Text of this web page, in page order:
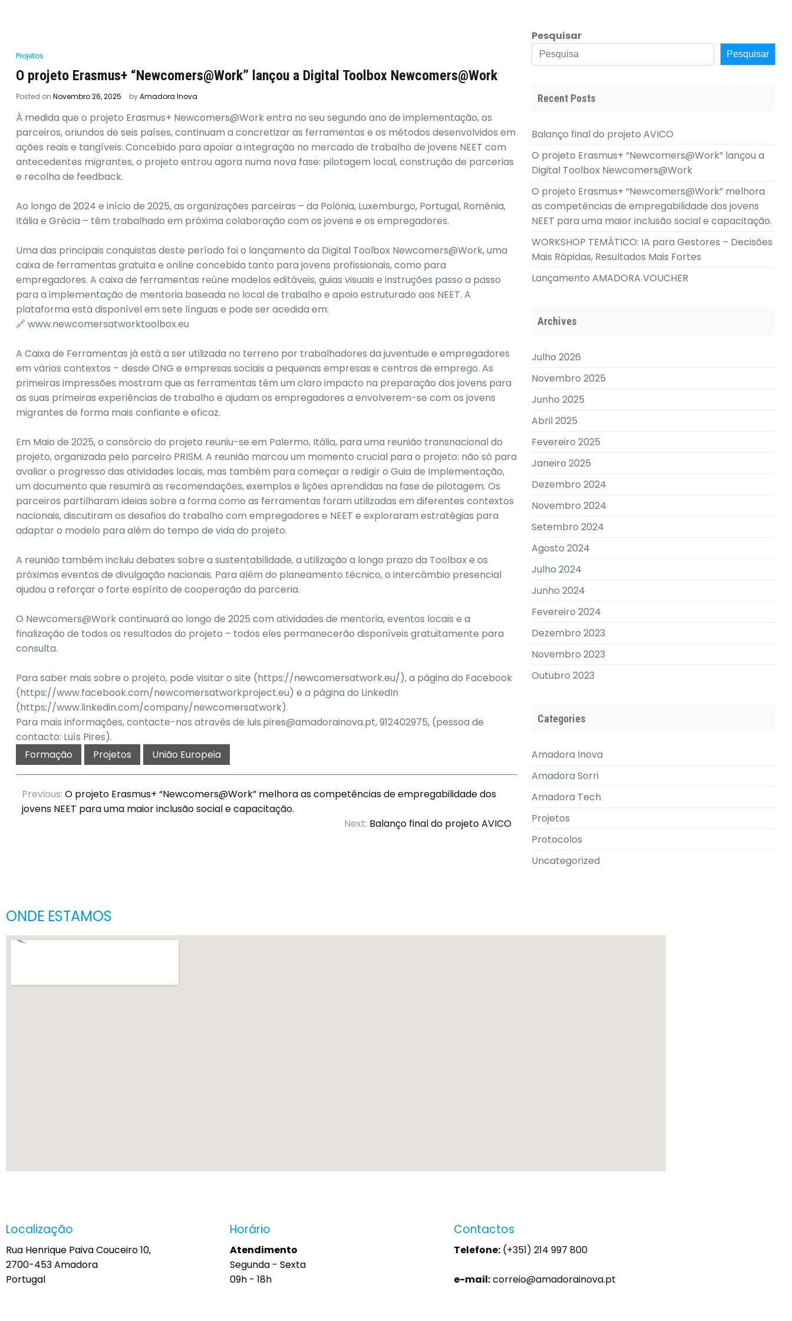
Projetos
O projeto Erasmus+ “Newcomers@Work” lançou a Digital Toolbox Newcomers@Work
Posted on Novembro 26, 2025 byAmadora Inova
À medida que o projeto Erasmus+ Newcomers@Work entra no seu segundo ano de implementação, os
parceiros, oriundos de seis países, continuam a concretizar as ferramentas e os métodos desenvolvidos em
ações reais e tangíveis. Concebido para apoiar a integração no mercado de trabalho de jovens NEET com
antecedentes migrantes, o projeto entrou agora numa nova fase: pilotagem local, construção de parcerias
e recolha de feedback.
Ao longo de 2024 e início de 2025, as organizações parceiras – da Polónia, Luxemburgo, Portugal, Roménia,
Itália e Grécia – têm trabalhado em próxima colaboração com os jovens e os empregadores.
Uma das principais conquistas deste período foi o lançamento da Digital Toolbox Newcomers@Work, uma
caixa de ferramentas gratuita e online concebida tanto para jovens profissionais, como para
empregadores. A caixa de ferramentas reúne modelos editáveis, guias visuais e instruções passo a passo
para a implementação de mentoria baseada no local de trabalho e apoio estruturado aos NEET. A
plataforma está disponível em sete línguas e pode ser acedida em:
🔗 www.newcomersatworktoolbox.eu
A Caixa de Ferramentas já está a ser utilizada no terreno por trabalhadores da juventude e empregadores
em vários contextos – desde ONG e empresas sociais a pequenas empresas e centros de emprego. As
primeiras impressões mostram que as ferramentas têm um claro impacto na preparação dos jovens para
as suas primeiras experiências de trabalho e ajudam os empregadores a envolverem-se com os jovens
migrantes de forma mais confiante e eficaz.
Em Maio de 2025, o consórcio do projeto reuniu-se em Palermo, Itália, para uma reunião transnacional do
projeto, organizada pelo parceiro PRISM. A reunião marcou um momento crucial para o projeto: não só para
avaliar o progresso das atividades locais, mas também para começar a redigir o Guia de Implementação,
um documento que resumirá as recomendações, exemplos e lições aprendidas na fase de pilotagem. Os
parceiros partilharam ideias sobre a forma como as ferramentas foram utilizadas em diferentes contextos
nacionais, discutiram os desafios do trabalho com empregadores e NEET e exploraram estratégias para
adaptar o modelo para além do tempo de vida do projeto.
A reunião também incluiu debates sobre a sustentabilidade, a utilização a longo prazo da Toolbox e os
próximos eventos de divulgação nacionais. Para além do planeamento técnico, o intercâmbio presencial
ajudou a reforçar o forte espírito de cooperação da parceria.
O Newcomers@Work continuará ao longo de 2025 com atividades de mentoria, eventos locais e a
finalização de todos os resultados do projeto – todos eles permanecerão disponíveis gratuitamente para
consulta.
Para saber mais sobre o projeto, pode visitar o site (https://newcomersatwork.eu/), a página do Facebook
(https://www.facebook.com/newcomersatworkproject.eu) e a página do LinkedIn
(https://www.linkedin.com/company/newcomersatwork).
Para mais informações, contacte-nos através de luis.pires@amadorainova.pt, 912402975, (pessoa de
contacto: Luís Pires).
Formação
Projetos União Europeia
Previous: O projeto Erasmus+ “Newcomers@Work” melhora as competências de empregabilidade dos
jovens NEET para uma maior inclusão social e capacitação.
Next: Balanço final do projeto AVICO
Pesquisar
Pesquisar
Recent Posts
Balanço final do projeto AVICO
O projeto Erasmus+ “Newcomers@Work” lançou a
Digital Toolbox Newcomers@Work
O projeto Erasmus+ “Newcomers@Work” melhora
as competências de empregabilidade dos jovens
NEET para uma maior inclusão social e capacitação.
WORKSHOP TEMÁTICO: IA para Gestores – Decisões
Mais Rápidas, Resultados Mais Fortes
Lançamento AMADORA VOUCHER
Archives
Julho 2026
Novembro 2025
Junho 2025
Abril 2025
Fevereiro 2025
Janeiro 2025
Dezembro 2024
Novembro 2024
Setembro 2024
Agosto 2024
Julho 2024
Junho 2024
Fevereiro 2024
Dezembro 2023
Novembro 2023
Outubro 2023
Categories
Amadora Inova
Amadora Sorri
Amadora Tech
Projetos
Protocolos
Uncategorized
ONDE ESTAMOS
Localização
Rua Henrique Paiva Couceiro 10,
2700-453 Amadora
Portugal
Horário
Atendimento
Segunda - Sexta
09h - 18h
Contactos
Telefone:(+351) 214 997 800
e-mail:correio@amadorainova.pt